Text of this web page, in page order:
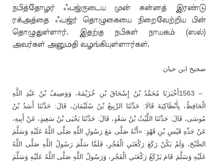
நபித்தோழர் ஃபஜ்ருடைய முன் சுன்னத் இரண்டு
ரக்அத்தை ஃபஜ்ர் தொழுகையை நிறைவேற்றிய பின்
தொழுதுள்ளார். இதற்கு நபிகள் நாயகம் (ஸல்)
அவர்கள் அனுமதி வழங்கியுள்ளார்கள்.
صحيح ابن حبان
1563 –أَخْبَرَنَا مُحَمَّدُ بْنُ إِسْحَاقَ بْنِ خُزَيْمَةَ، وَوَصِيفُ بْنُ عَبْدِ اللَّهِ
الْحَافِظُ، بِأَنْطَاكِيَةَ قَالَا: حَدَّثَنَا الرَّبِيعُ بْنُ سُلَيْمَانَ، قَالَ: حَدَّثَنَا أَسَدُ بْنُ
مُوسَى، قَالَ: حَدَّثَنَا اللَّيْثُ بْنُ سَعْدٍ، قَالَ: حَدَّثَنَا يَحْيَى بْنُ سَعِيدٍ، عَنْ أَبِيهِ،
عَنْ جَدِّهِ قَيْسِ بْنِ قَهْدٍ: «أَنَّهُ صَلَّى مَعَ رَسُولِ اللَّهِ صَلَّى اللَّهُ عَلَيْهِ وَسَلَّمَ
الصُّبْحَ، وَلَمْ يَكُنْ رَكَعَ رَكْعَتَيِ الْفَجْرِ، فَلَمَّا سَلَّمَ رَسُولُ اللَّهِ صَلَّى اللَّهُ
عَلَيْهِ وَسَلَّمَ قَامَ يَرْكَعُ رَكْعَتَيِ الْفَجْرِ، وَرَسُولُ اللَّهِ صَلَّى اللَّهُ عَلَيْهِ وَسَلَّمَ